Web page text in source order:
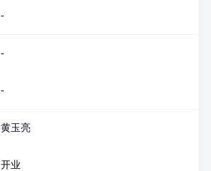
-
-
-
黄玉亮
开业